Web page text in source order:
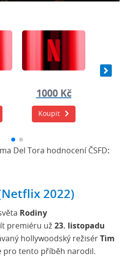
1000 Kč
Koupit
Del Tora hodnocení ČSFD:
2022)
Rodiny
premiéru už 23. listopadu
hollywoodský režisér Tim
pro tento příběh narodil.